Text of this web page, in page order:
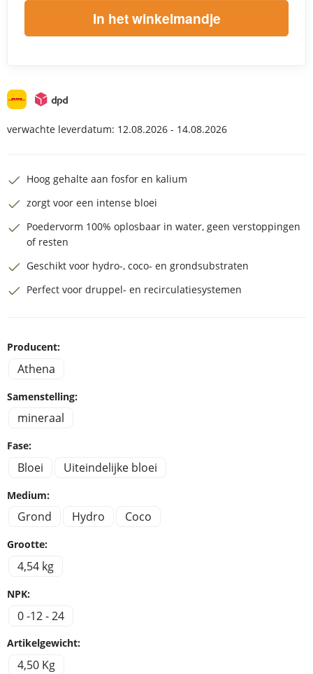
In het winkelmandje
verwachte leverdatum: 12.08.2026 - 14.08.2026
Hoog gehalte aan fosfor en kalium
zorgt voor een intense bloei
Poedervorm 100% oplosbaar in water, geen verstoppingen
of resten
Geschikt voor hydro-, coco- en grondsubstraten
Perfect voor druppel- en recirculatiesystemen
Producent:
Athena
Samenstelling:
mineraal
Fase:
Bloei Uiteindelijke bloei
Medium:
Grond Hydro Coco
Grootte:
4,54 kg
NPK:
0 -12 - 24
Artikelgewicht:
4,50 Kg